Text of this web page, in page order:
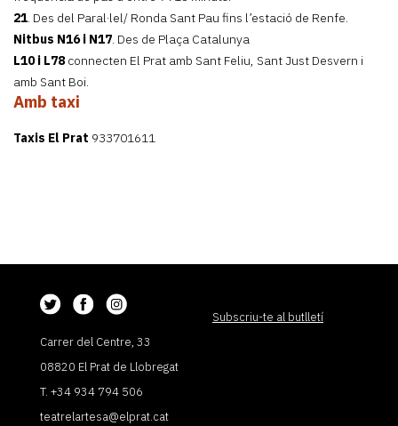
21. Des del Paral·lel/ Ronda Sant Pau fins l’estació de Renfe.
Nitbus N16 i N17. Des de Plaça Catalunya
L10 i L78connecten El Prat amb Sant Feliu, Sant Just Desvern i
amb Sant Boi.
Amb taxi
Taxis El Prat 933701611
Carrer del Centre, 33
08820 El Prat de Llobregat
T. +34 934 794 506
teatrelartesa@elprat.cat
Subscriu-te al butlletí